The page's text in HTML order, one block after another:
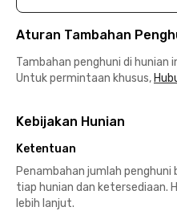
Aturan Tambahan
Tambahan penghuni di hunian
Untuk permintaan khusus,
Kebijakan Hunian
Ketentuan
Penambahan jumlah
tiap hunian dan ketersediaan.
lebih lanjut.